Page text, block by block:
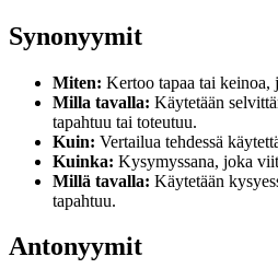
Synonyymit
Miten: Kertoo tapaa tai keinoa,
Milla tavalla: Käytetään
tapahtuu tai toteutuu.
Kuin: Vertailua tehdessä
Kuinka: Kysymyssana, joka
Millä tavalla: Käytetään
tapahtuu.
Antonyymit